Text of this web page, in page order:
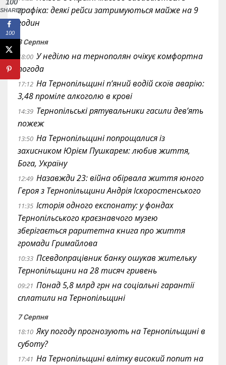
графіка: деякі рейси затримуються майже на 9
годин
8 Серпня
18:00 У неділю на тернополян очікує комфортна
погода
17:12 На Тернопільщині п’яний водій скоїв аварію:
3,48 проміле алкоголю в крові
14:39 Тернопільські рятувальники гасили дев’ять
пожеж
13:50 На Тернопільщині попрощалися із
захисником Юрієм Пушкарем: любив життя,
Бога, Україну
12:49 Назавжди 23: війна обірвала життя юного
Героя з Тернопільщини Андрія Іскоростенського
11:35 Історія одного експонату: у фондах
Тернопільського краєзнавчого музею
зберігається раритетна книга про життя
громади Гримайлова
10:33 Псевдопрацівник банку ошукав жительку
Тернопільщини на 28 тисяч гривень
09:21 Понад 5,8 млрд грн на соціальні гарантії
сплатили на Тернопільщині
7 Серпня
18:10 Яку погоду прогнозують на Тернопільщині в
суботу?
17:41 На Тернопільщині влітку високий попит на
100
SHARES
100